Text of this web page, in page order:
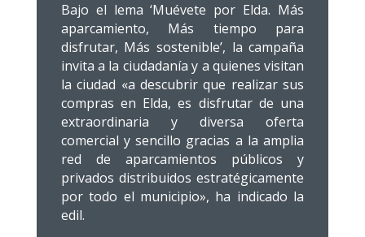
Bajo el lema ‘Muévete por Elda. Más
aparcamiento, Más tiempo para
disfrutar, Más sostenible’, la campaña
invita a la ciudadanía y a quienes visitan
la ciudad «a descubrir que realizar sus
compras en Elda, es disfrutar de una
extraordinaria y diversa oferta
comercial y sencillo gracias a la amplia
red de aparcamientos públicos y
privados distribuidos estratégicamente
por todo el municipio», ha indicado la
edil.